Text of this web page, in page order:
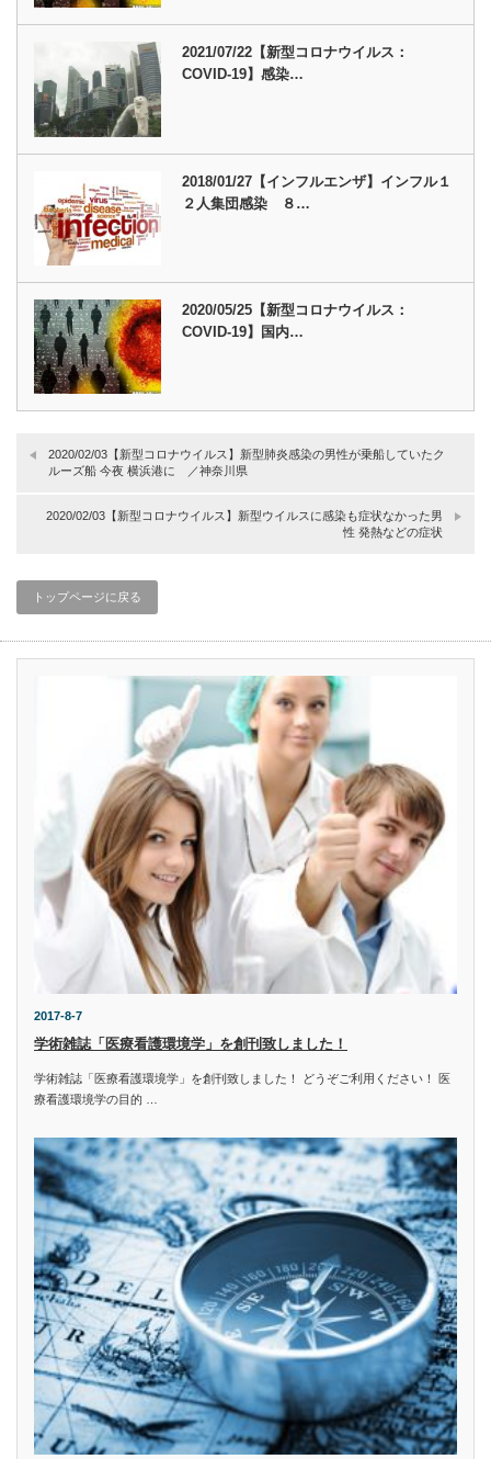
2021/07/22【新型コロナウイルス：
COVID-19】感染…
2018/01/27【インフルエンザ】インフル１
２人集団感染 ８…
2020/05/25【新型コロナウイルス：
COVID-19】国内…
2020/02/03【新型コロナウイルス】新型肺炎感染の男性が乗船していたク
ルーズ船 今夜 横浜港に ／神奈川県
2020/02/03【新型コロナウイルス】新型ウイルスに感染も症状なかった男
性 発熱などの症状
トップページに戻る
2017-8-7
学術雑誌「医療看護環境学」を創刊致しました！
学術雑誌「医療看護環境学」を創刊致しました！ どうぞご利用ください！ 医
療看護環境学の目的 …